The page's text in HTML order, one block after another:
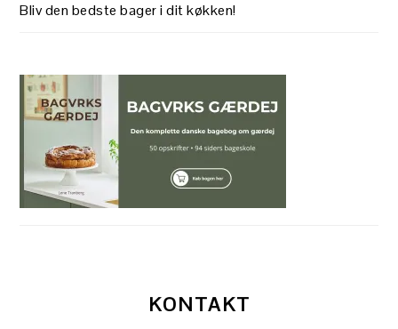
Bliv den bedste bager i dit køkken!
KONTAKT